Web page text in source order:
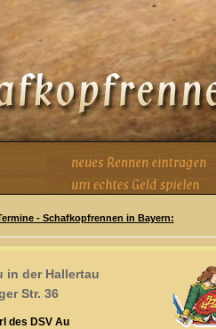
- Schafkopfrennen in Bayern:
in der Hallertau
Str. 36
des DSV Au